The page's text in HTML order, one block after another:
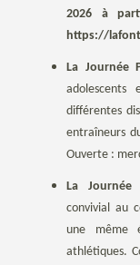
2026 à
https://
La Journée
différentes
entraîneurs
Ouverte :
La Journée
convivial au
une même
athlétiques.